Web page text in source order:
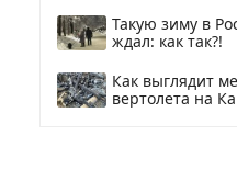
Такую зиму в
ждал: как так?!
Как выглядит
вертолета на